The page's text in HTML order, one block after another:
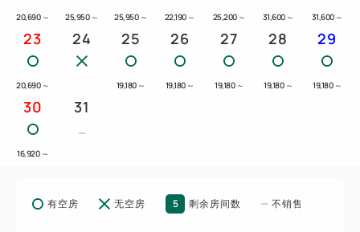
20,690 ～ 25,950 ～ 25,950 ～ 22,190 ～ 25,200 ～ 31,600 ～ 31,600 ～
23
20,690 ～
24 25
19,180 ～
26
19,180 ～
27
19,180 ～
28
19,180 ～
29
19,180 ～
30
16,920 ～
31
有空房 无空房 5 剩余房间数 不销售